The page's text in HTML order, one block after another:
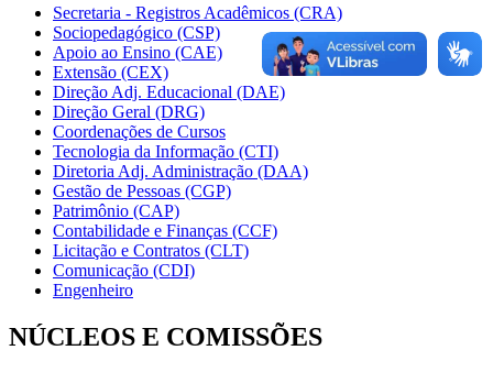
Secretaria - Registros Acadêmicos (CRA)
Sociopedagógico (CSP)
Apoio ao Ensino (CAE)
Extensão (CEX)
Direção Adj. Educacional (DAE)
Direção Geral (DRG)
Coordenações de Cursos
Tecnologia da Informação (CTI)
Diretoria Adj. Administração (DAA)
Gestão de Pessoas (CGP)
Patrimônio (CAP)
Contabilidade e Finanças (CCF)
Licitação e Contratos (CLT)
Comunicação (CDI)
Engenheiro
NÚCLEOS E COMISSÕES